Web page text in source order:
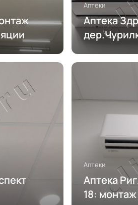
Аптеки
Аптека
Аптеки
Аптека
18: